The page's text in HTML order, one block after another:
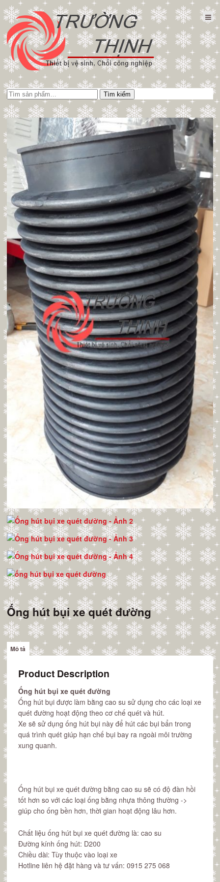
Tìm
kiếm:
Tìm kiếm
Ống hút bụi xe quét đường
Mô tả
Product Description
Ống hút bụi xe quét đường
Ống hút bụi được làm bằng cao su sử dụng cho các loại xe
quét đường hoạt động theo cơ chế quét và hút.
Xe sẽ sử dụng ống hút bụi này để hút các bụi bẩn trong
quá trình quét giúp hạn chế bụi bay ra ngoài môi trường
xung quanh.
Ống hút bụi xe quét đường bằng cao su sẽ có độ đàn hồi
tốt hơn so với các loại ống bằng nhựa thông thường ->
giúp cho ống bền hơn, thời gian hoạt động lâu hơn.
Chất liệu ống hút bụi xe quét đường là: cao su
Đường kính ống hút: D200
Chiều dài: Tùy thuộc vào loại xe
Hotline liên hệ đặt hàng và tư vấn: 0915 275 068